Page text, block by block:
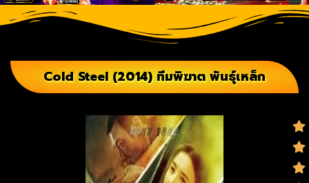
Cold Steel (2014) ทีมพิฆาต พันธุ์เหล็ก